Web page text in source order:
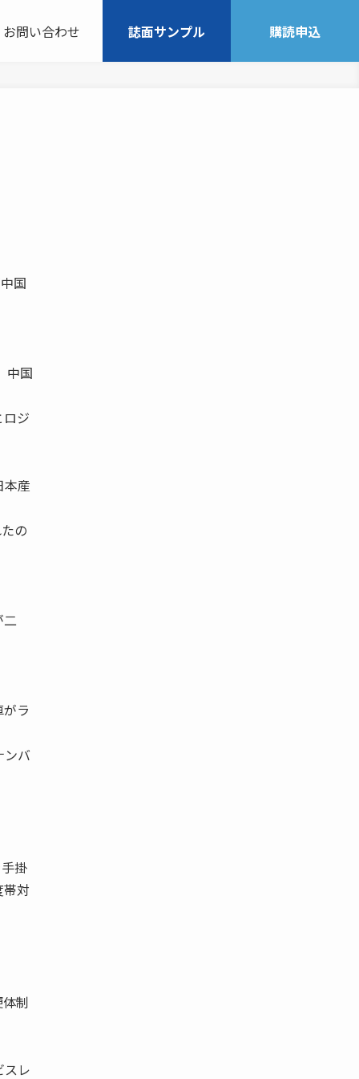
お問い合わせ 誌面サンプル 購読申込
国
国
ジ
本産
の
二
ラ
ンバ
掛
対
制
スレ